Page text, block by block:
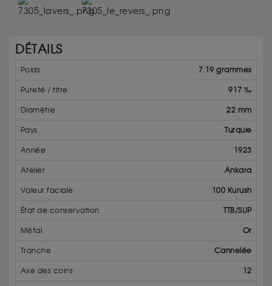
DÉTAILS
Poids 7.19 grammes
Pureté / titre 917 ‰
Diamètre 22 mm
Pays Turquie
Année 1923
Atelier Ankara
Valeur faciale 100 Kurush
État de conservation TTB/SUP
Métal Or
Tranche Cannelée
Axe des coins 12